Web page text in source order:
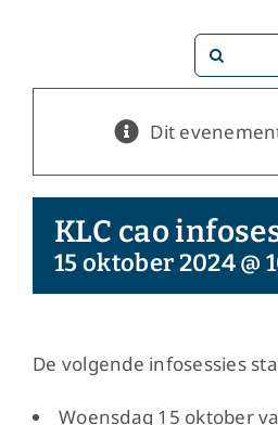
Zoeken
naar:
Dit
KLC cao
15 oktober 2024 @
De volgende infosessies
Woensdag 15 oktober